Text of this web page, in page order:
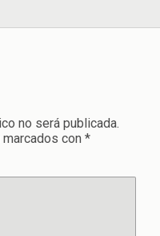
no será publicada.
con *